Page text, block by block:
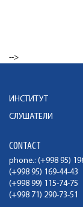
-->
ИНСТИТУТ
СЛУШАТЕЛИ
CONTACT
phone.: (+998 95)
(+998 95) 169-44-43
(+998 99) 115-74-75
(+998 71) 290-73-51